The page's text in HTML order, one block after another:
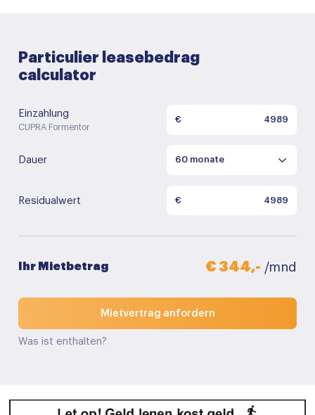
Particulier leasebedrag
calculator
Einzahlung
CUPRA Formentor
€
Dauer
Residualwert €
Ihr Mietbetrag € 344,- /mnd
Mietvertrag anfordern
Was ist enthalten?